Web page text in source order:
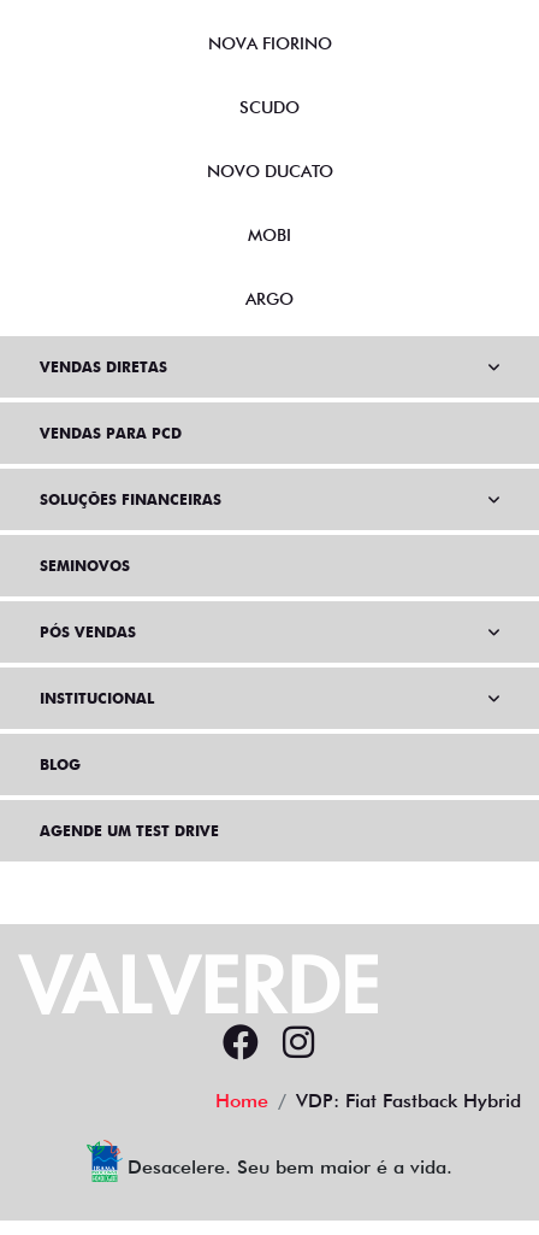
NOVA FIORINO
SCUDO
NOVO DUCATO
MOBI
ARGO
VENDAS DIRETAS
VENDAS PARA PCD
SOLUÇÕES FINANCEIRAS
SEMINOVOS
PÓS VENDAS
INSTITUCIONAL
BLOG
AGENDE UM TEST DRIVE
Home VDP: Fiat Fastback Hybrid
Desacelere. Seu bem maior é a vida.